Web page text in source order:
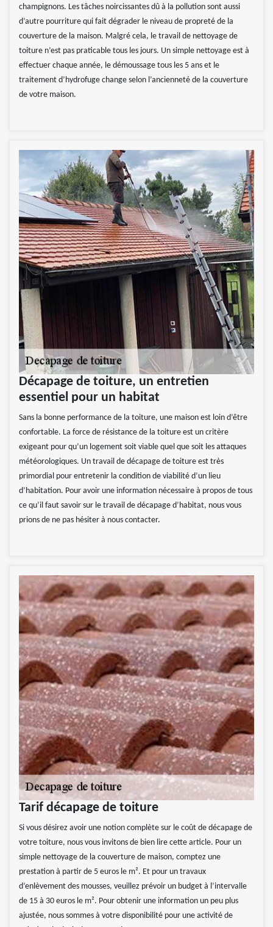
champignons. Les tâches noircissantes dû à la pollution sont aussi
d’autre pourriture qui fait dégrader le niveau de propreté de la
couverture de la maison. Malgré cela, le travail de nettoyage de
toiture n’est pas praticable tous les jours. Un simple nettoyage est à
effectuer chaque année, le démoussage tous les 5 ans et le
traitement d’hydrofuge change selon l’ancienneté de la couverture
de votre maison.
Décapage de toiture, un entretien
essentiel pour un habitat
Sans la bonne performance de la toiture, une maison est loin d’être
confortable. La force de résistance de la toiture est un critère
exigeant pour qu’un logement soit viable quel que soit les attaques
météorologiques. Un travail de décapage de toiture est très
primordial pour entretenir la condition de viabilité d’un lieu
d’habitation. Pour avoir une information nécessaire à propos de tous
ce qu’il faut savoir sur le travail de décapage d’habitat, nous vous
prions de ne pas hésiter à nous contacter.
Tarif décapage de toiture
Si vous désirez avoir une notion complète sur le coût de décapage de
votre toiture, nous vous invitons de bien lire cette article. Pour un
simple nettoyage de la couverture de maison, comptez une
prestation à partir de 5 euros le m². Et pour un travaux
d’enlèvement des mousses, veuillez prévoir un budget à l’intervalle
de 15 à 30 euros le m². Pour obtenir une information un peu plus
ajustée, nous sommes à votre disponibilité pour une activité de